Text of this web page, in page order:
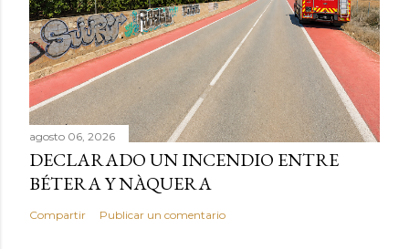
agosto 06, 2026
DECLARADO UN INCENDIO ENTRE
BÉTERA Y NÀQUERA
Compartir Publicar un comentario